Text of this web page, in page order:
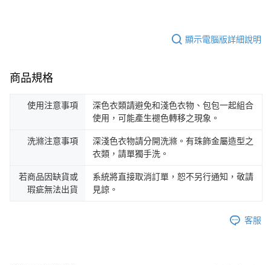
顯示電腦版詳細說明
商品規格
使用注意事項
深色衣類請避免和淺色衣物、包包一起組合
使用，可能產生褪色轉移之現象。
洗滌注意事項
深淺色衣物請分開洗滌。有珠飾金屬造型之
衣類，請單獨手洗。
若商品因缺貨或
瑕疵無法出貨
系統將直接取消訂單，恕不另行通知，敬請
見諒。
客服